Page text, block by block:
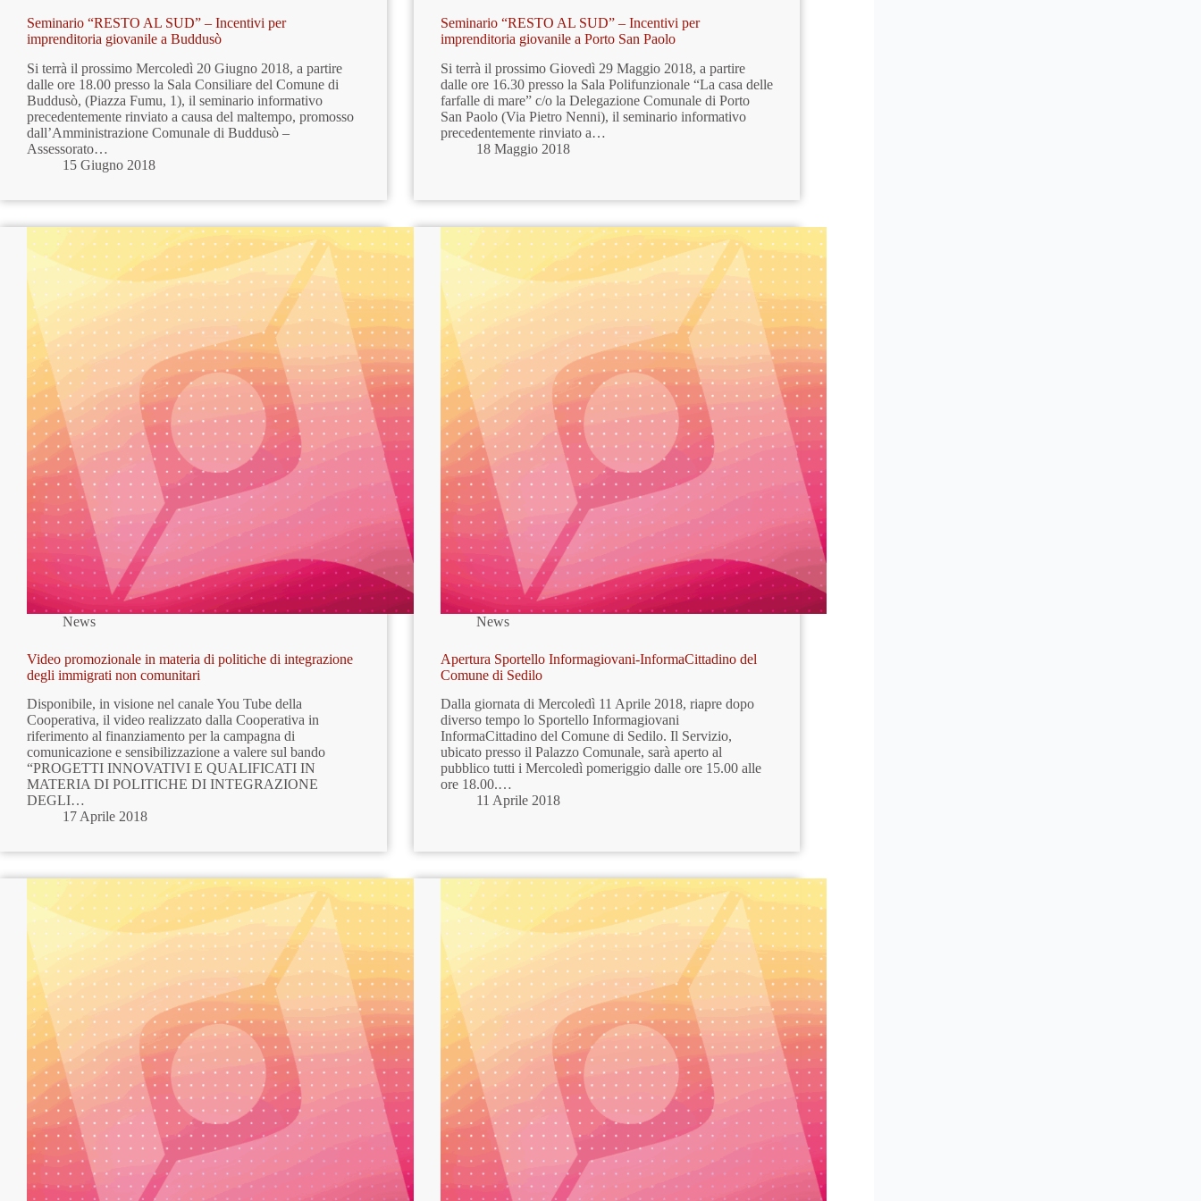
Seminario “RESTO AL SUD” – Incentivi per
imprenditoria giovanile a Buddusò
Si terrà il prossimo Mercoledì 20 Giugno 2018, a partire
dalle ore 18.00 presso la Sala Consiliare del Comune di
Buddusò, (Piazza Fumu, 1), il seminario informativo
precedentemente rinviato a causa del maltempo, promosso
dall’Amministrazione Comunale di Buddusò –
Assessorato…
15 Giugno 2018
Seminario “RESTO AL SUD” – Incentivi per
imprenditoria giovanile a Porto San Paolo
Si terrà il prossimo Giovedì 29 Maggio 2018, a partire
dalle ore 16.30 presso la Sala Polifunzionale “La casa delle
farfalle di mare” c/o la Delegazione Comunale di Porto
San Paolo (Via Pietro Nenni), il seminario informativo
precedentemente rinviato a…
18 Maggio 2018
News
Video promozionale in materia di politiche di integrazione
degli immigrati non comunitari
Disponibile, in visione nel canale You Tube della
Cooperativa, il video realizzato dalla Cooperativa in
riferimento al finanziamento per la campagna di
comunicazione e sensibilizzazione a valere sul bando
“PROGETTI INNOVATIVI E QUALIFICATI IN
MATERIA DI POLITICHE DI INTEGRAZIONE
DEGLI…
17 Aprile 2018
News
Apertura Sportello Informagiovani-InformaCittadino del
Comune di Sedilo
Dalla giornata di Mercoledì 11 Aprile 2018, riapre dopo
diverso tempo lo Sportello Informagiovani
InformaCittadino del Comune di Sedilo. Il Servizio,
ubicato presso il Palazzo Comunale, sarà aperto al
pubblico tutti i Mercoledì pomeriggio dalle ore 15.00 alle
ore 18.00.…
11 Aprile 2018